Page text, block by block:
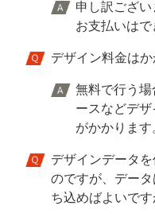
申し訳ござ
お支払いはで
デザイン料金はか
無料で行う
ースなどデ
がかかります
デザインデータ
のですが、デー
ち込めばよいです